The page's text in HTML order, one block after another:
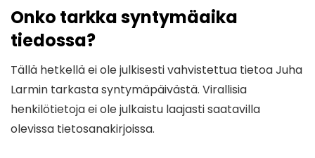
Onko tarkka syntymäaika
tiedossa?
Tällä hetkellä ei ole julkisesti vahvistettua tietoa Juha
Larmin tarkasta syntymäpäivästä. Virallisia
henkilötietoja ei ole julkaistu laajasti saatavilla
olevissa tietosanakirjoissa.